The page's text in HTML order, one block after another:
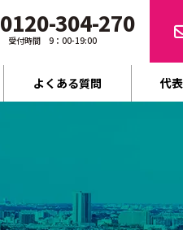
0120-304-270
受付時間 9：00-19:00
よくある質問 代